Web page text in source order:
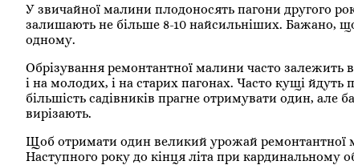
У звичайної малини плодоносять пагони другого
залишають не більше 8-10 найсильніших. Бажано,
одному.
Обрізування ремонтантної малини часто залежить
і на молодих, і на старих пагонах. Часто кущі йдуть
більшість садівників прагне отримувати один, але
вирізають.
Щоб отримати один великий урожай ремонтантної
Наступного року до кінця літа при кардинальному